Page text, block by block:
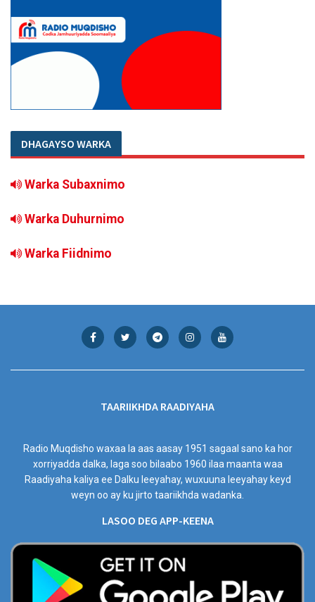
DHAGAYSO WARKA
Warka Subaxnimo
Warka Duhurnimo
Warka Fiidnimo
TAARIIKHDA RAADIYAHA
Radio Muqdisho waxaa la aas aasay 1951 sagaal sano ka hor
xorriyadda dalka, laga soo bilaabo 1960 ilaa maanta waa
Raadiyaha kaliya ee Dalku leeyahay, wuxuuna leeyahay keyd
weyn oo ay ku jirto taariikhda wadanka.
LASOO DEG APP-KEENA